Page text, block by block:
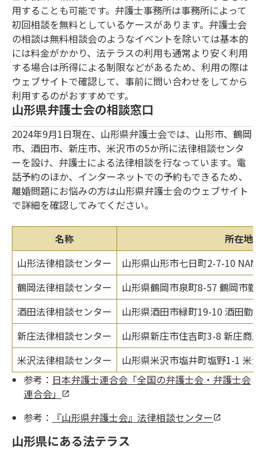
用することも可能です。弁護士事務所は事務所によって
初回相談を無料としているケースがあります。弁護士会
の相談は無料相談会のようなイベントを除いては基本的
には料金がかかり、法テラスの利用も通常より安く利用
する場合は所得による制限などがあるため、利用の際は
ウェブサイトで確認して、事前に問い合わせをしてから
利用するのがおすすめです。
山形県弁護士会の相談窓口
2024年9月1日現在、山形県弁護士会では、山形市、鶴岡
市、酒田市、新庄市、米沢市の5か所に法律相談センタ
ーを設け、弁護士による法律相談を行なっています。電
話予約のほか、インターネットでの予約もできるため、
離婚問題にお悩みの方は山形県弁護士会のウェブサイト
で詳細を確認してみてください。
名称
所在地
山形法律相談センター
山形県山形市七日町2-7-10 NANA
鶴岡法律相談センター
山形県鶴岡市泉町8-57 鶴岡市勤
酒田法律相談センター
山形県酒田市緑町19-10 酒田勤
新庄法律相談センター
山形県新庄市住吉町3-8 新庄商
米沢法律相談センター
山形県米沢市塩井町塩野1-1 米
参考： 日本弁護士連合会「全国の弁護士会・弁護士会
連合会」
参考：
『山形県弁護士会』法律相談センター
山形県にある法テラス